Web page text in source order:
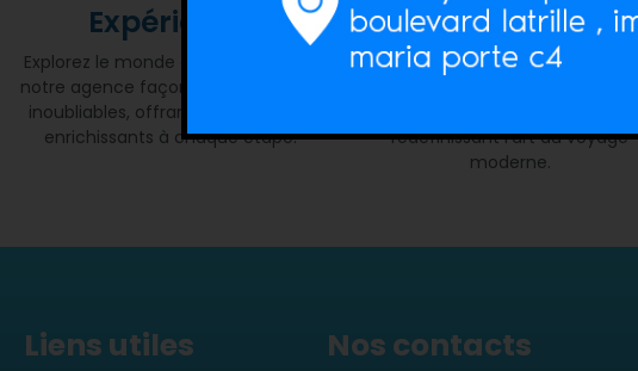
Expérience
Explorez le monde avec confiance,
notre agence façonne des voyages
inoubliables, offrant des souvenirs
enrichissants à chaque étape.
Innovation
Révolutionnant les voyages avec
redéfinissant l'art du voyage
moderne.
Liens utiles Nos contacts